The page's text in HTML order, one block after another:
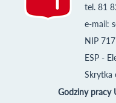
tel. 81
e-mail:
NIP
ESP -
Skrytka
Godziny pracy